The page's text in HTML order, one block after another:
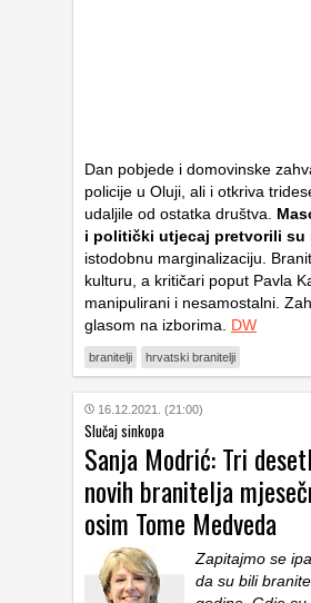
Dan pobjede i domovinske
policije u Oluji, ali i otkriva
udaljile od ostatka društva.
i politički utjecaj pretvorili su
istodobnu marginalizaciju.
kulturu, a kritičari poput Pavla
manipulirani i nesamostalni.
glasom na izborima. DW
branitelji hrvatski branitelji
16.12.2021. (21:00)
Slučaj sinkopa
Sanja Modrić: Tri
novih branitelja
osim Tome Medveda
Zapitajmo se
da su bili